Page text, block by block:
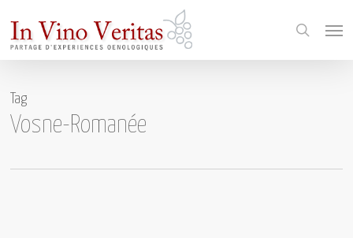
main
search
Tag
Vosne-Romanée